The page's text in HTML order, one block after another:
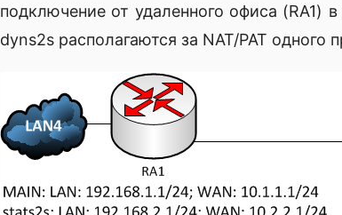
подключение от удаленного офиса
dyns2s располагаются за NAT/PAT одного